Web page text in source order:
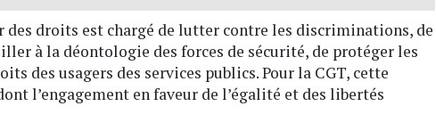
des droits est chargé de lutter contre les discriminations, de
à la déontologie des forces de sécurité, de protéger les
des usagers des services publics. Pour la CGT, cette
l’engagement en faveur de l’égalité et des libertés